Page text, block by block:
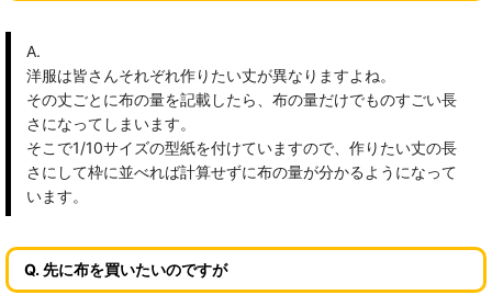
A.
洋服は皆さんそれぞれ作りたい丈が異なりますよね。
その丈ごとに布の量を記載したら、布の量だけでものすごい長
さになってしまいます。
そこで1/10サイズの型紙を付けていますので、作りたい丈の長
さにして枠に並べれば計算せずに布の量が分かるようになって
います。
Q. 先に布を買いたいのですが